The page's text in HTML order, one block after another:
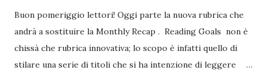
Buon pomeriggio lettori! Oggi parte la nuova rubrica che
andrà a sostituire la Monthly Recap . Reading Goals non è
chissà che rubrica innovativa; lo scopo è infatti quello di
stilare una serie di titoli che si ha intenzione di leggere